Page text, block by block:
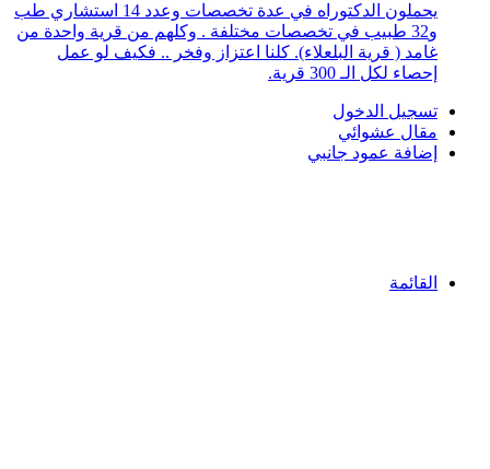
يحملون الدكتوراه في عدة تخصصات وعدد 14 استشاري طب
و32 طبيب في تخصصات مختلفة . وكلهم من قرية واحدة من
غامد ( قرية البلعلاء). كلنا اعتزاز وفخر .. فكيف لو عمل
إحصاء لكل الـ 300 قرية.
تسجيل الدخول
مقال عشوائي
إضافة عمود جانبي
القائمة